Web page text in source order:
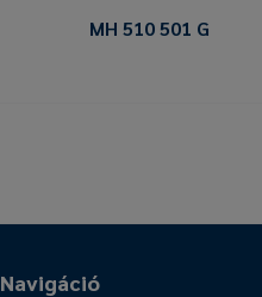
MH 510 501 G
Navigáció